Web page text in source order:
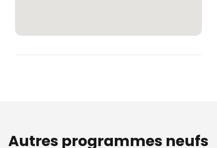
Autres programmes neufs